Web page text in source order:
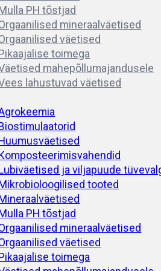
PH tõstjad
mineraalväetised
väetised
toimega
mahepõllumajandusele
lahustuvad väetised
ja viljapuude
tooted
PH tõstjad
mineraalväetised
väetised
toimega